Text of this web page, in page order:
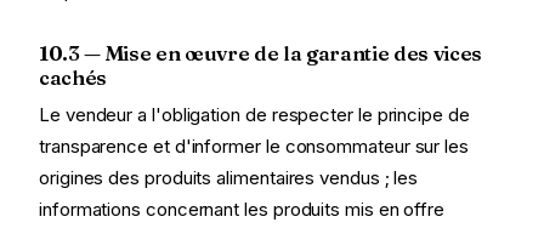
10.3 — Mise en œuvre de la garantie des vices
cachés
Le vendeur a l'obligation de respecter le principe de
transparence et d'informer le consommateur sur les
origines des produits alimentaires vendus ; les
informations concernant les produits mis en offre